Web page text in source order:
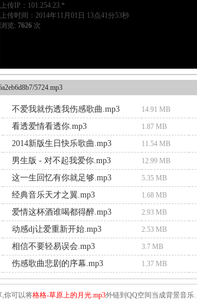
上传IP：101.254.23.*
上传时间：2014年11月01日 13点41分53秒
浏览: 7626次
5724.mp3
不爱我就伤透我伤感歌曲.mp3 14.91 MB
看透爱情看透你.mp3 1.87 MB
2014新版生日快乐歌曲.mp3 11.54 MB
男生版 - 对不起我爱你.mp3 12.99 MB
这一生回忆有你就足够.mp3 5.35 MB
经典音乐天才之翼.mp3 1.68 MB
爱情这杯酒谁喝都得醉.mp3 2.93 MB
动感dj让爱重新开始.mp3 2.53 MB
相信不要轻易误会.mp3 3.7 MB
伤感歌曲悲剧的序幕.mp3 1.37 MB
,你可以将格格-草原上的月光.mp3外链到QQ空间当成背景音乐.